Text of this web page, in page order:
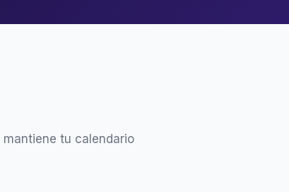
mantiene tu calendario